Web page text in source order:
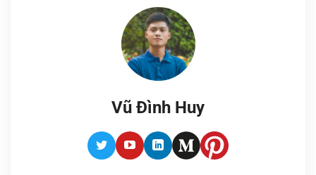
Vũ Đình Huy
TwitterYoutubeLinkedInMediumPinterest